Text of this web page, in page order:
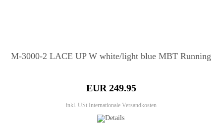
M-3000-2 LACE UP W white/light blue MBT Running
EUR 249.95
inkl. USt Internationale Versandkosten